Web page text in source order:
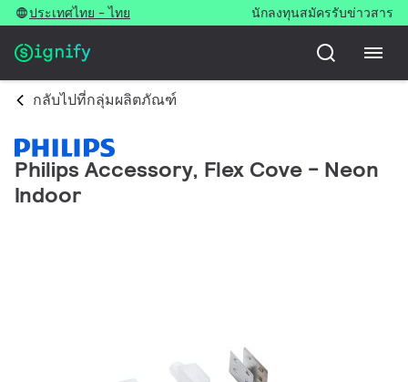
ประเทศไทย - ไทย นักลงทุนสมัครรับข่าวสาร
กลับไปที่กลุ่มผลิตภัณฑ์
Philips Accessory, Flex Cove - Neon
Indoor